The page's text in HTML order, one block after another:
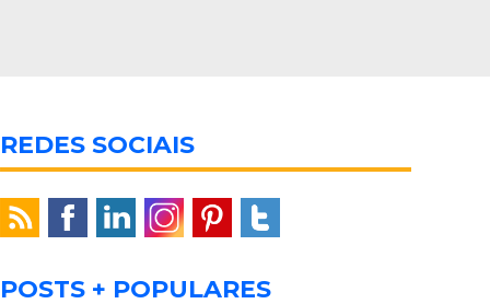
REDES SOCIAIS
POSTS + POPULARES